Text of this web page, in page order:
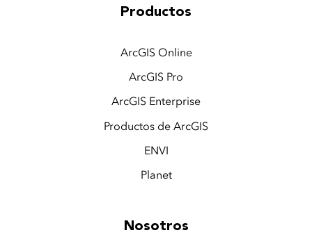
Productos
ArcGIS Online
ArcGIS Pro
ArcGIS Enterprise
Productos de ArcGIS
ENVI
Planet
Nosotros